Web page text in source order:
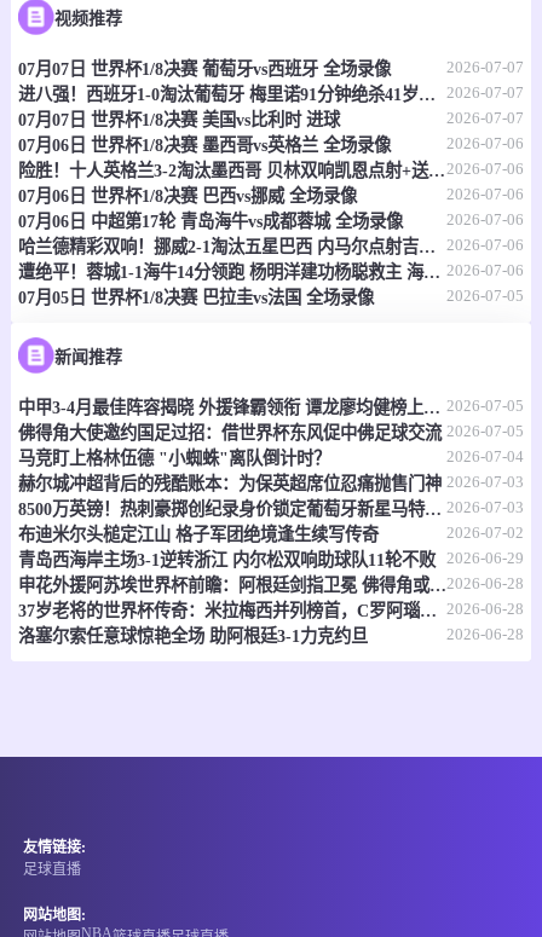
塔玛劳斯
情报
澳首超 07-07 17:30 即将开始
莫纳洛黑豹 0 - 0 昆比亚城市
情报
澳昆超 07-07 17:30 即将开始
黄金海岸骑士
情报
澳昆超 07-07 17:30 即将开始
黄金海岸骑士 0 - 0 昆士兰狮队
情报
澳亚U23 07-07 17:30 即将开始
缅甸U20
视频推荐
07月07日 世界杯1/8决赛 葡萄牙vs西班牙 全场录像 2026-07-07
进八强！西班牙1-0淘汰葡萄牙 梅里诺91分钟绝杀41岁C罗最后一舞 2026-07-07
07月07日 世界杯1/8决赛 美国vs比利时 进球 2026-07-07
07月06日 世界杯1/8决赛 墨西哥vs英格兰 全场录像 2026-07-06
险胜！十人英格兰3-2淘汰墨西哥 贝林双响凯恩点射+送点宽萨直红 2026-07-06
07月06日 世界杯1/8决赛 巴西vs挪威 全场录像 2026-07-06
07月06日 中超第17轮 青岛海牛vs成都蓉城 全场录像 2026-07-06
哈兰德精彩双响！挪威2-1淘汰五星巴西 内马尔点射吉马良斯失点 2026-07-06
遭绝平！蓉城1-1海牛14分领跑 杨明洋建功杨聪救主 海牛仍倒数第3 2026-07-06
07月05日 世界杯1/8决赛 巴拉圭vs法国 全场录像 2026-07-05
新闻推荐
中甲3-4月最佳阵容揭晓 外援锋霸领衔 谭龙廖均健榜上有名 2026-07-05
佛得角大使邀约国足过招：借世界杯东风促中佛足球交流 2026-07-05
马竞盯上格林伍德 "小蜘蛛"离队倒计时？ 2026-07-04
赫尔城冲超背后的残酷账本：为保英超席位忍痛抛售门神 2026-07-03
8500万英镑！热刺豪掷创纪录身价锁定葡萄牙新星马特乌斯 2026-07-03
布迪米尔头槌定江山 格子军团绝境逢生续写传奇 2026-07-02
青岛西海岸主场3-1逆转浙江 内尔松双响助球队11轮不败 2026-06-29
申花外援阿苏埃世界杯前瞻：阿根廷剑指卫冕 佛得角或成黑马2026-06-28
37岁老将的世界杯传奇：米拉梅西并列榜首，C罗阿瑙紧随其后 2026-06-28
洛塞尔索任意球惊艳全场 助阿根廷3-1力克约旦 2026-06-28
友情链接:
足球直播
网站地图:
NBA